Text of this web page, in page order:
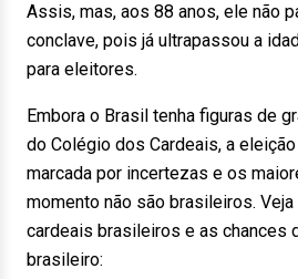
Assis, mas, aos 88 anos, ele não
conclave, pois já ultrapassou a
para eleitores.
Embora o Brasil tenha figuras de
do Colégio dos Cardeais, a
marcada por incertezas e os
momento não são brasileiros.
cardeais brasileiros e as chances
brasileiro: